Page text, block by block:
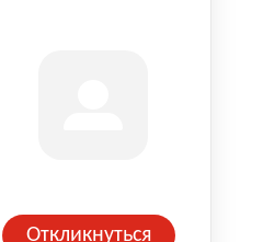
Откликнуться